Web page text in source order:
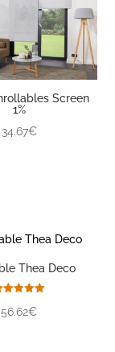
Screen
1%
34.67€
Thea Deco
con
56.62€